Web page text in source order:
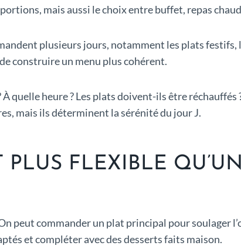
mais aussi le choix entre buffet, repas
plusieurs jours, notamment les plats festifs,
construire un menu plus cohérent.
heure ? Les plats doivent-ils être réchauffés
mais ils déterminent la sérénité du jour J.
FLEXIBLE
peut commander un plat principal pour soulager
et compléter avec des desserts faits maison.